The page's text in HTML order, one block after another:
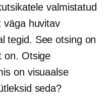
valmistatud
väga huvitav
tegid. See otsing on
on. Otsige
on visuaalse
seda?